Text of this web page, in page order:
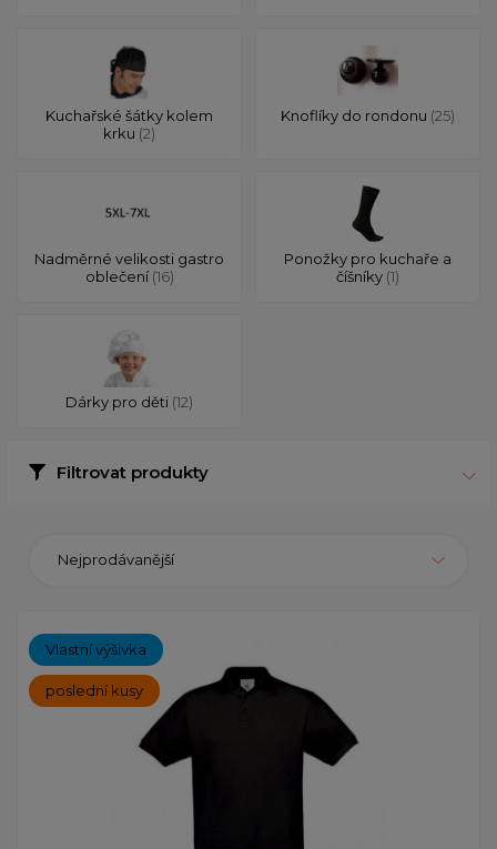
Kuchařské šátky kolem
krku (2)
Knoflíky do rondonu (25)
Nadměrné velikosti gastro
oblečení(16)
Ponožky pro kuchaře a
číšníky (1)
Dárky pro děti (12)
Filtrovat produkty
Nejprodávanější
Vlastní výšivka
poslední kusy